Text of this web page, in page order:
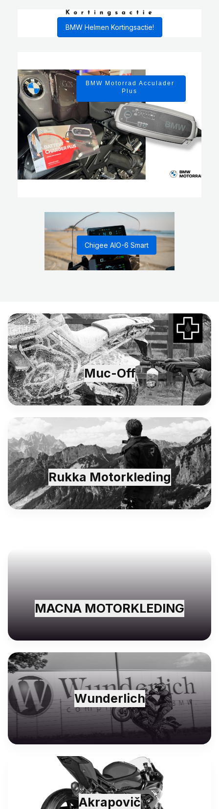
BMW Helmen Kortingsactie!
BMW Motorrad Acculader
Plus
Chigee AIO-6 Smart
Muc-Off
Rukka Motorkleding
MACNA MOTORKLEDING
Wunderlich
Akrapovič